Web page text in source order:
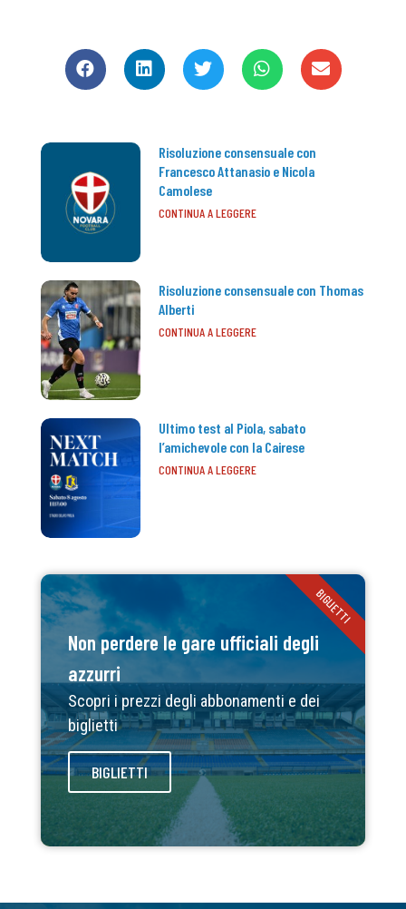
Risoluzione consensuale con
Francesco Attanasio e Nicola
Camolese
CONTINUA A LEGGERE
Risoluzione consensuale con Thomas
Alberti
CONTINUA A LEGGERE
Ultimo test al Piola, sabato
l’amichevole con la Cairese
CONTINUA A LEGGERE
Non perdere le gare ufficiali degli
azzurri
Scopri i prezzi degli abbonamenti e dei
biglietti
BIGLIETTI
BIGLIETTI